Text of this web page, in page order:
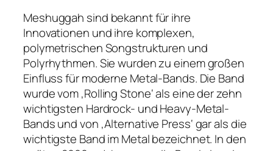
Meshuggah sind bekannt für ihre
Innovationen und ihre komplexen,
polymetrischen Songstrukturen und
Polyrhythmen. Sie wurden zu einem großen
Einfluss für moderne Metal-Bands. Die Band
wurde vom ‚Rolling Stone‘ als eine der zehn
wichtigsten Hardrock- und Heavy-Metal-
Bands und von ‚Alternative Press‘ gar als die
wichtigste Band im Metal bezeichnet. In den